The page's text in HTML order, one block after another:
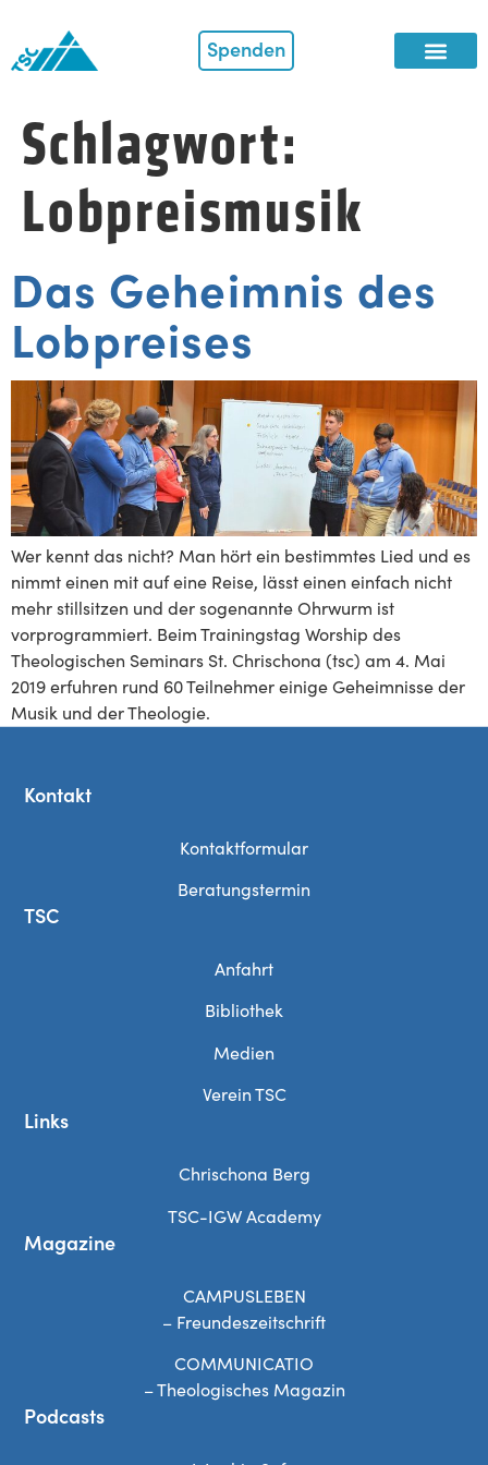
Spenden
Schlagwort:
Lobpreismusik
Das Geheimnis des
Lobpreises
Wer kennt das nicht? Man hört ein bestimmtes Lied und es
nimmt einen mit auf eine Reise, lässt einen einfach nicht
mehr stillsitzen und der sogenannte Ohrwurm ist
vorprogrammiert. Beim Trainingstag Worship des
Theologischen Seminars St. Chrischona (tsc) am 4. Mai
2019 erfuhren rund 60 Teilnehmer einige Geheimnisse der
Musik und der Theologie.
Kontakt
Kontaktformular
Beratungstermin
TSC
Anfahrt
Bibliothek
Medien
Verein TSC
Links
Chrischona Berg
TSC-IGW Academy
Magazine
CAMPUSLEBEN
– Freundeszeitschrift
COMMUNICATIO
– Theologisches Magazin
Podcasts